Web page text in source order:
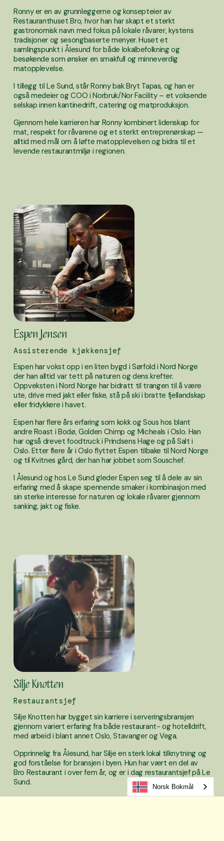
Ronny er en av grunnleggerne og konsepteier av
Restauranthuset Bro, hvor han har skapt et sterkt
gastronomisk navn med fokus på lokale råvarer, kystens
tradisjoner og sesongbaserte menyer. Huset et
samlingspunkt i Ålesund for både lokalbefolkning og
besøkende som ønsker en smakfull og minneverdig
matopplevelse.
I tillegg til Le Sund, står Ronny bak Bryt Tapas, og han er
også medeier og COO i Norbruk/Nor Facility – et voksende
selskap innen kantinedrift, catering og matproduksjon.
Gjennom hele karrieren har Ronny kombinert lidenskap for
mat, respekt for råvarene og et sterkt entreprenørskap —
alltid med mål om å løfte matopplevelsen og bidra til et
levende restaurantmiljø i regionen.
Espen Jensen
Assisterende kjøkkensjef
Espen har vokst opp i en liten bygd i Sørfold i Nord Norge
der han alltid var tett på naturen og dens krefter.
Oppveksten i Nord Norge har bidratt til trangen til å være
ute, drive med jakt eller fiske, stå på ski i bratte fjellandskap
eller fridykkere i havet.
Espen har flere års erfaring som kokk og Sous hos blant
andre Roast i Bodø, Golden Chimp og Micheals i Oslo. Han
har også drevet foodtruck i Prindsens Hage og på Salt i
Oslo. Etter flere år i Oslo flyttet Espen tilbake til Nord Norge
og til Kvitnes gård, der han har jobbet som Souschef.
I Ålesund og hos Le Sund gleder Espen seg til å dele av sin
erfaring med å skape spennende smaker i kombinasjon med
sin sterke interesse for naturen og lokale råvarer gjennom
sanking, jakt og fiske.
Silje Knotten
Restaurantsjef
Silje Knotten har bygget sin karriere i serveringsbransjen
gjennom variert erfaring fra både restaurant- og hotelldrift,
med arbeid i blant annet Oslo, Stavanger og Vega.
Opprinnelig fra Ålesund, har Silje en sterk lokal tilknytning og
god forståelse for bransjen i byen. Hun har vært en del av
Bro Restaurant i over fem år, og er i dag restaurantsjef på Le
Sund.
Hun har en bachelorgrad i Hotel Management fra 2016, og
Norsk Bokmål